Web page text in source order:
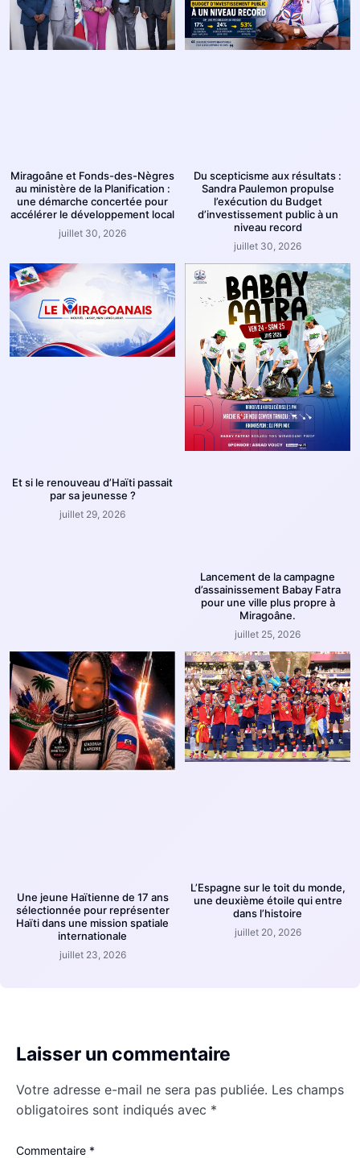
Miragoâne et Fonds-des-Nègres
au ministère de la Planification :
une démarche concertée pour
accélérer le développement local
juillet 30, 2026
Du scepticisme aux résultats :
Sandra Paulemon propulse
l’exécution du Budget
d’investissement public à un
niveau record
juillet 30, 2026
Et si le renouveau d’Haïti passait
par sa jeunesse ?
juillet 29, 2026
Lancement de la campagne
d’assainissement Babay Fatra
pour une ville plus propre à
Miragoâne.
juillet 25, 2026
Une jeune Haïtienne de 17 ans
sélectionnée pour représenter
Haïti dans une mission spatiale
internationale
juillet 23, 2026
L’Espagne sur le toit du monde,
une deuxième étoile qui entre
dans l’histoire
juillet 20, 2026
Laisser un commentaire
Votre adresse e-mail ne sera pas publiée. Les champs
obligatoires sont indiqués avec *
Commentaire *